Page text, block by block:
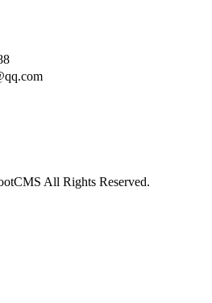
All Rights Reserved.